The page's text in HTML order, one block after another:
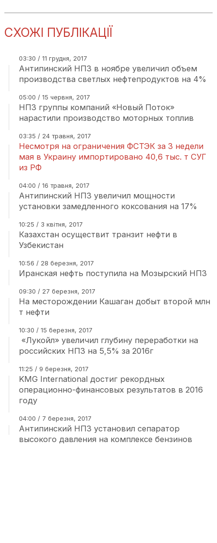
СХОЖІ ПУБЛІКАЦІЇ
03:30 / 11 грудня, 2017
Антипинский НПЗ в ноябре увеличил объем
производства светлых нефтепродуктов на 4%
05:00 / 15 червня, 2017
НПЗ группы компаний «Новый Поток»
нарастили производство моторных топлив
03:35 / 24 травня, 2017
Несмотря на ограничения ФСТЭК за 3 недели
мая в Украину импортировано 40,6 тыс. т СУГ
из РФ
04:00 / 16 травня, 2017
Антипинский НПЗ увеличил мощности
установки замедленного коксования на 17%
10:25 / 3 квітня, 2017
Казахстан осуществит транзит нефти в
Узбекистан
10:56 / 28 березня, 2017
Иранская нефть поступила на Мозырский НПЗ
09:30 / 27 березня, 2017
На месторождении Кашаган добыт второй млн
т нефти
10:30 / 15 березня, 2017
«Лукойл» увеличил глубину переработки на
российских НПЗ на 5,5% за 2016г
11:25 / 9 березня, 2017
KMG International достиг рекордных
операционно-финансовых результатов в 2016
году
04:00 / 7 березня, 2017
Антипинский НПЗ установил сепаратор
высокого давления на комплексе бензинов